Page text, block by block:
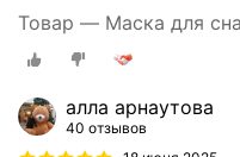
Товар — Маска для
алла арнаутова
40 отзывов